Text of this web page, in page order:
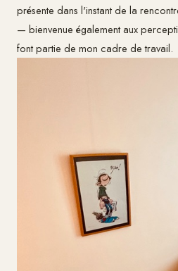
présente dans l'instant de la
— bienvenue également aux
font partie de mon cadre de travail.